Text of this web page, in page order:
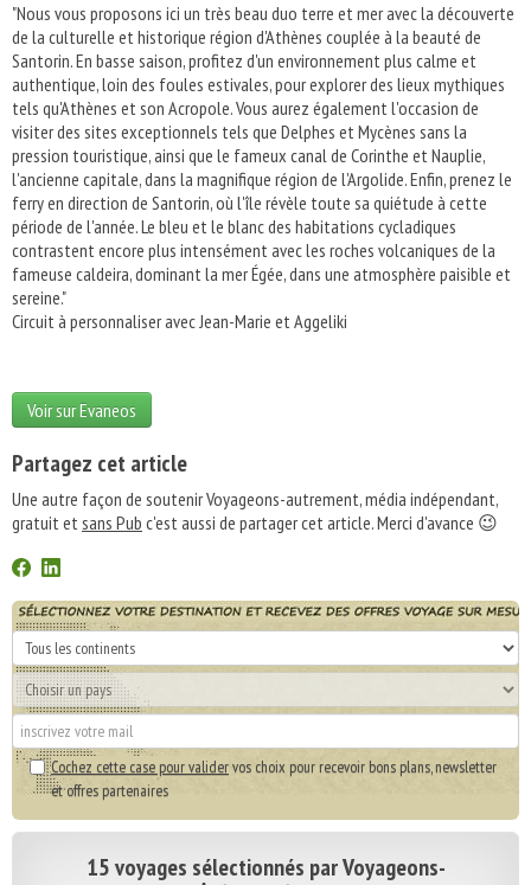
"Nous vous proposons ici un très beau duo terre et mer avec la découverte
de la culturelle et historique région d'Athènes couplée à la beauté de
Santorin. En basse saison, profitez d'un environnement plus calme et
authentique, loin des foules estivales, pour explorer des lieux mythiques
tels qu'Athènes et son Acropole. Vous aurez également l'occasion de
visiter des sites exceptionnels tels que Delphes et Mycènes sans la
pression touristique, ainsi que le fameux canal de Corinthe et Nauplie,
l'ancienne capitale, dans la magnifique région de l'Argolide. Enfin, prenez le
ferry en direction de Santorin, où l'île révèle toute sa quiétude à cette
période de l'année. Le bleu et le blanc des habitations cycladiques
contrastent encore plus intensément avec les roches volcaniques de la
fameuse caldeira, dominant la mer Égée, dans une atmosphère paisible et
sereine."
Circuit à personnaliser avec Jean-Marie et Aggeliki
Voir sur Evaneos
Partagez cet article
Une autre façon de soutenir Voyageons-autrement, média indépendant,
gratuit etsans Pub c'est aussi de partager cet article. Merci d'avance 😉
Cochez cette case pour validervos choix pour recevoir bons plans, newsletter
et offres partenaires
15 voyages sélectionnés par Voyageons-